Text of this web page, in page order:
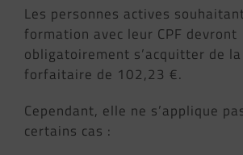
Les personnes actives
formation avec leur CPF devront
obligatoirement s’acquitter de
forfaitaire de 102,23 €.
Cependant, elle ne s’applique
certains cas :